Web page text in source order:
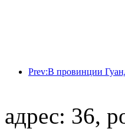
адрес: 36,